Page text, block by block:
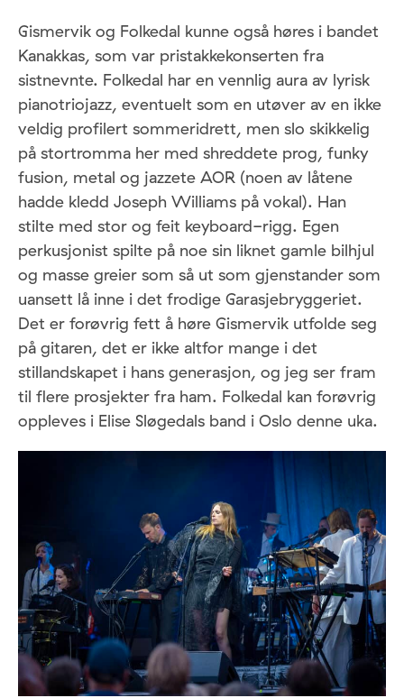
Gismervik og Folkedal kunne også høres i bandet
Kanakkas, som var pristakkekonserten fra
sistnevnte. Folkedal har en vennlig aura av lyrisk
pianotriojazz, eventuelt som en utøver av en ikke
veldig profilert sommeridrett, men slo skikkelig
på stortromma her med shreddete prog, funky
fusion, metal og jazzete AOR (noen av låtene
hadde kledd Joseph Williams på vokal). Han
stilte med stor og feit keyboard-rigg. Egen
perkusjonist spilte på noe sin liknet gamle bilhjul
og masse greier som så ut som gjenstander som
uansett lå inne i det frodige Garasjebryggeriet.
Det er forøvrig fett å høre Gismervik utfolde seg
på gitaren, det er ikke altfor mange i det
stillandskapet i hans generasjon, og jeg ser fram
til flere prosjekter fra ham. Folkedal kan forøvrig
oppleves i Elise Sløgedals band i Oslo denne uka.